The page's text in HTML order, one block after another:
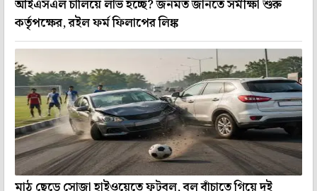
আইএসএল চালিয়ে লাভ হচ্ছে? জনমত জানতে সমীক্ষা শুরু
কর্তৃপক্ষের, রইল ফর্ম ফিলাপের লিঙ্ক